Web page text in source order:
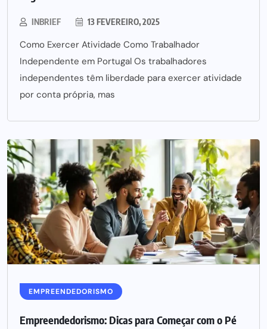
INBRIEF 13 FEVEREIRO, 2025
Como Exercer Atividade Como Trabalhador
Independente em Portugal Os trabalhadores
independentes têm liberdade para exercer atividade
por conta própria, mas
EMPREENDEDORISMO
Empreendedorismo: Dicas para Começar com o Pé